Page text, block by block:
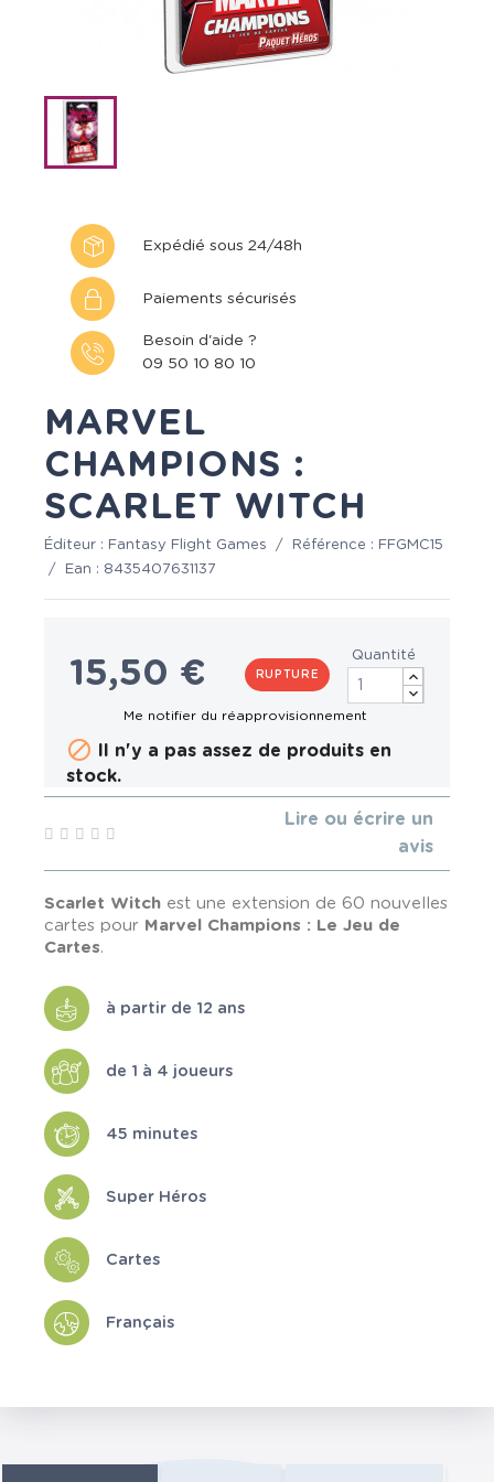
Expédié sous 24/48h
Paiements sécurisés
Besoin d'aide ?
09 50 10 80 10
MARVEL
CHAMPIONS :
SCARLET WITCH
Éditeur : Fantasy Flight Games / Référence : FFGMC15
/
Ean : 8435407631137
15,50 € RUPTURE
Quantité
 Il n'y a pas assez de produits en
stock.
Lire ou écrire un
avis
Scarlet Witch est une extension de 60 nouvelles
cartes pour Marvel Champions : Le Jeu de
Cartes.
à partir de 12 ans
de 1 à 4 joueurs
45 minutes
Super Héros
Cartes
Français